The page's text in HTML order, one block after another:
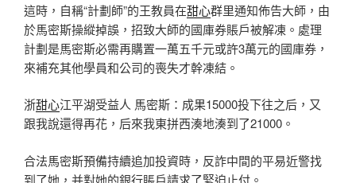
這時，自稱“計劃師”的王教員在甜心群里通知佈告大師，由
於馬密斯操縱掉誤，招致大師的國庫券賬戶被解凍。處理
計劃是馬密斯必需再購置一萬五千元或許3萬元的國庫券，
來補充其他學員和公司的喪失才幹凍結。
浙甜心江平湖受益人 馬密斯：成果15000投下往之后，又
跟我說還得再花，后來我東拼西湊地湊到了21000。
合法馬密斯預備持續追加投資時，反詐中間的平易近警找
到了她，并對她的銀行賬戶請求了緊迫止付。